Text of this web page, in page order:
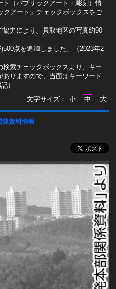
ト（パブリックアート・彫刻）情
クアート」チェックボックスをご
協力により、貝取地区の写真約90
500点を追加しました。（2023年2
検索チェックボックスより、キー
りますので、当面はキーワード
）
文字サイズ：
小 中 大
連資料情報